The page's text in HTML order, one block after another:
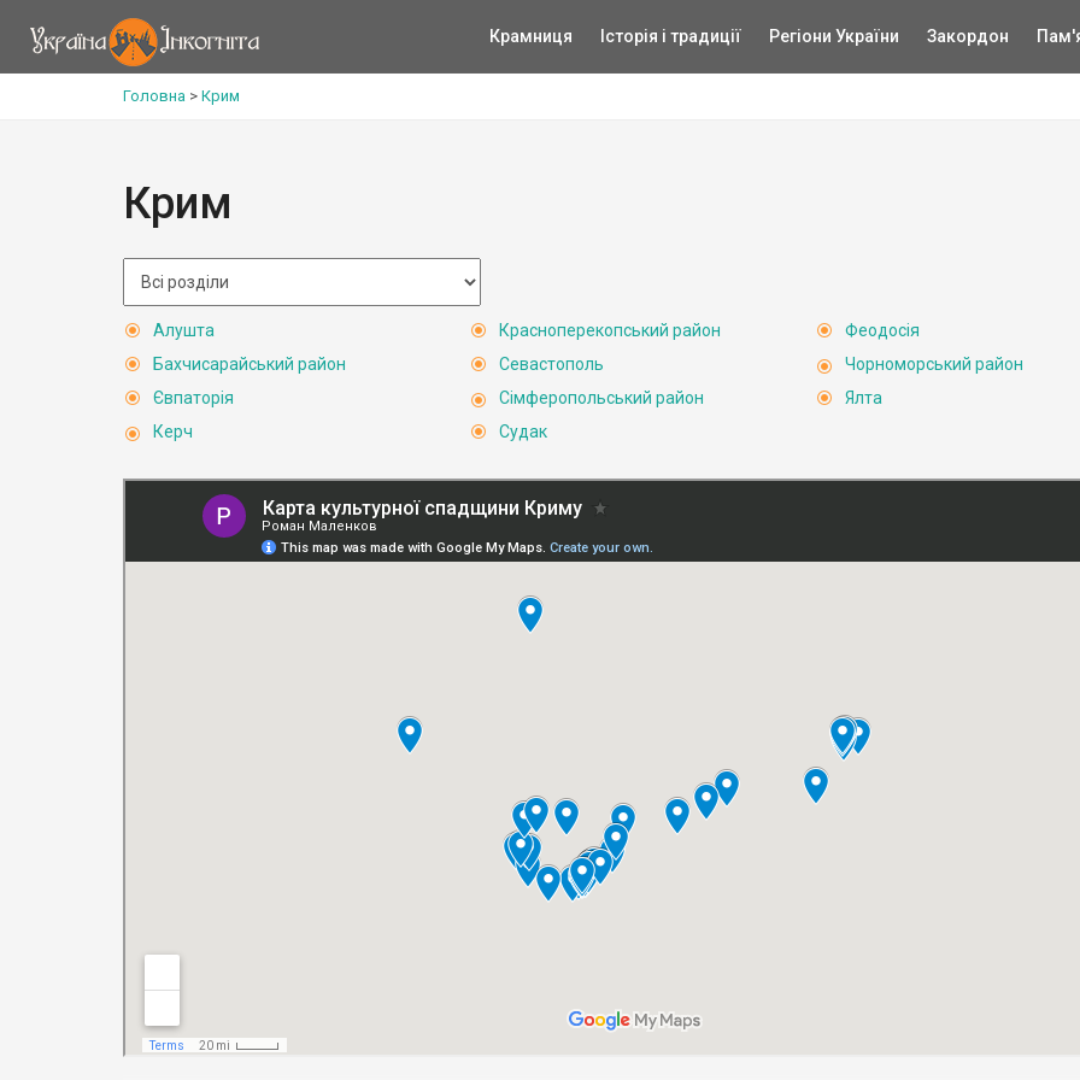
Крамниця Історія і традиції Регіони України Закордон
Головна > Крим
Крим
Алушта
Бахчисарайський район
Євпаторія
Керч
Красноперекопський район
Севастополь
Сімферопольський район
Судак
Феодосія
Чорноморський район
Ялта